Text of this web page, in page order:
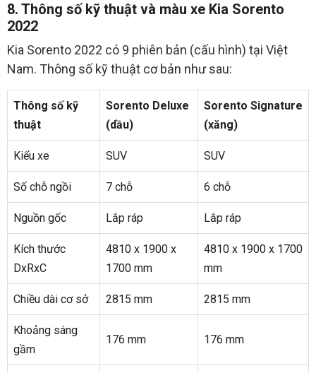
8. Thông số kỹ thuật và màu xe Kia Sorento
2022
Kia Sorento 2022 có 9 phiên bản (cấu hình) tại Việt
Nam. Thông số kỹ thuật cơ bản như sau:
Thông số kỹ
thuật
Sorento Deluxe
(dầu)
Sorento Signature
(xăng)
Kiểu xe SUV SUV
Số chỗ ngồi 7 chỗ 6 chỗ
Nguồn gốc Lắp ráp Lắp ráp
Kích thước
DxRxC
4810 x 1900 x
1700 mm
4810 x 1900 x 1700
mm
Chiều dài cơ sở 2815 mm 2815 mm
Khoảng sáng
gầm
176 mm 176 mm